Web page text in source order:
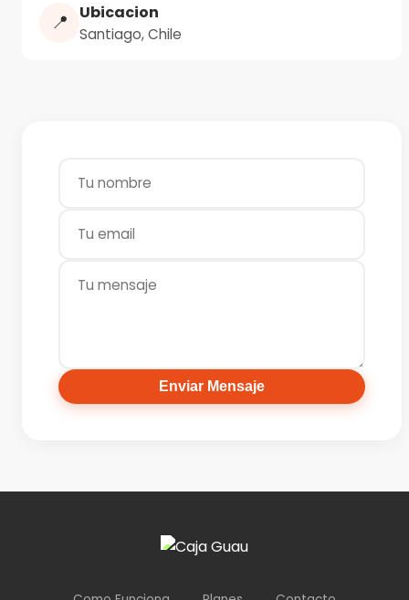
📍 Ubicacion
Santiago, Chile
Enviar Mensaje